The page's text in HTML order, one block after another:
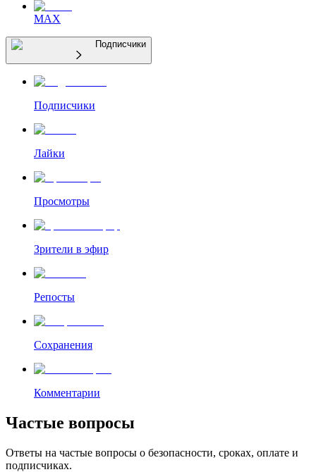
MAX
Подписчики
Подписчики
Лайки
Просмотры
Зрители в эфир
Репосты
Сохранения
Комментарии
Частые вопросы
Ответы на частые вопросы о безопасности, сроках, оплате и
подписчиках.